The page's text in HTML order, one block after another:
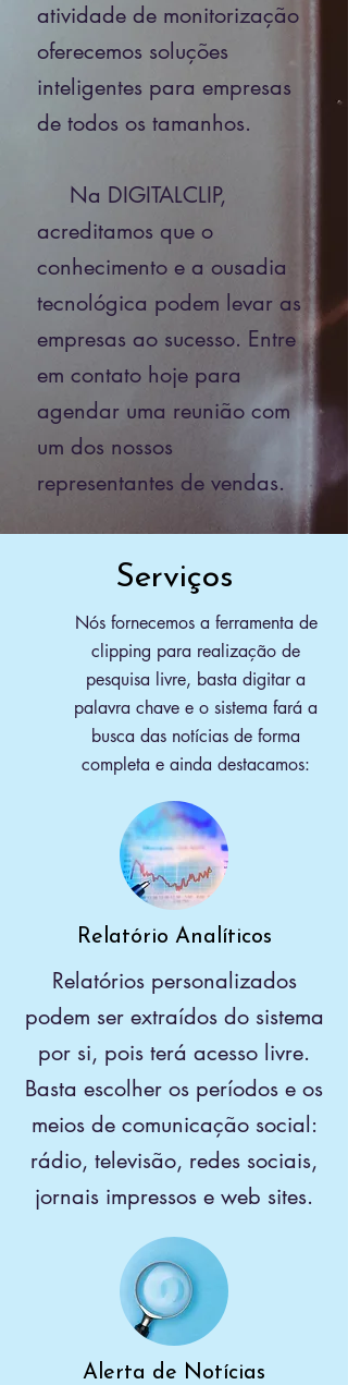
atividade de monitorização
oferecemos soluções
inteligentes para empresas
de todos os tamanhos.
Na DIGITALCLIP,
acreditamos que o
conhecimento e a ousadia
tecnológica podem levar as
empresas ao sucesso. Entre
em contato hoje para
agendar uma reunião com
um dos nossos
representantes de vendas.
Serviços
Nós fornecemos a ferramenta de
clipping para realização de
pesquisa livre, basta digitar a
palavra chave e o sistema fará a
busca das notícias de forma
completa e ainda destacamos:
Relatório Analíticos
Relatórios personalizados
podem ser extraídos do sistema
por si, pois terá acesso livre.
Basta escolher os períodos e os
meios de comunicação social:
rádio, televisão, redes sociais,
jornais impressos e web sites.
Alerta de Notícias